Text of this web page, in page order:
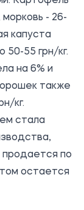
морковь - 26-
капуста
50-55 грн/кг.
на 6% и
также
кг.
стала
продается по
остается